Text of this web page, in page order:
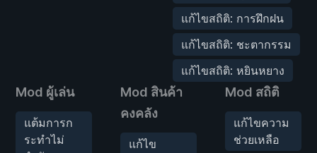
แก้ไขสถิติ: การฝึกฝน
แก้ไขสถิติ: ชะตากรรม
แก้ไขสถิติ: หยินหยาง
Mod ผู้เล่น
แต้มการก
ระทำไม่
Mod สินค้า
คงคลัง
แก้ไข
Mod สถิติ
แก้ไขความ
ช่วยเหลือ